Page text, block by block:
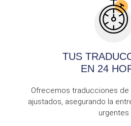
TUS
EN 24
Ofrecemos traducciones
ajustados, asegurando la
urgentes